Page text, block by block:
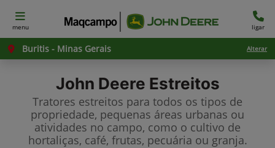
menu ligar
Buritis - Minas Gerais Alterar
John Deere Estreitos
Tratores estreitos para todos os tipos de
propriedade, pequenas áreas urbanas ou
atividades no campo, como o cultivo de
hortaliças, café, frutas, pecuária ou granja.